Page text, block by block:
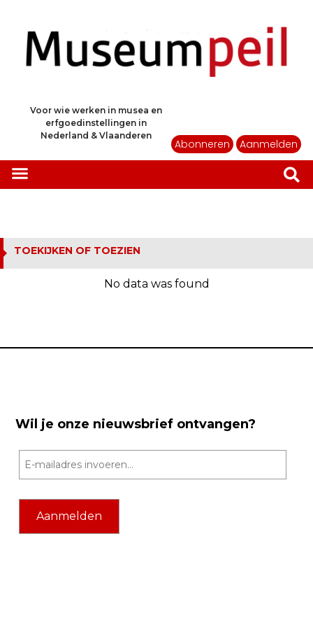
Voor wie werken in musea en
erfgoedinstellingen in
Nederland & Vlaanderen
Abonneren Aanmelden
TOEKIJKEN OF TOEZIEN
No data was found
Wil je onze nieuwsbrief ontvangen?